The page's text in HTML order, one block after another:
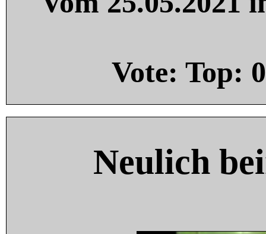
Vote: Top: 0
Neulich